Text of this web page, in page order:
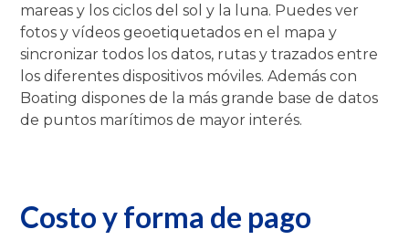
mareas y los ciclos del sol y la luna. Puedes ver
fotos y vídeos geoetiquetados en el mapa y
sincronizar todos los datos, rutas y trazados entre
los diferentes dispositivos móviles. Además con
Boating dispones de la más grande base de datos
de puntos marítimos de mayor interés.
Costo y forma de pago